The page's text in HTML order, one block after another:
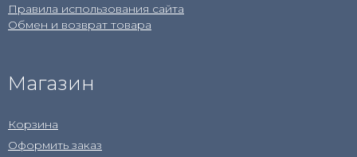
Правила использования сайта
Обмен и возврат товара
Магазин
Корзина
Оформить заказ